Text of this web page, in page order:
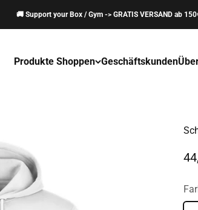
🚚 Support your Box / Gym -> GRATIS VERSAND ab 150€!
Produkte Shoppen Geschäftskunden